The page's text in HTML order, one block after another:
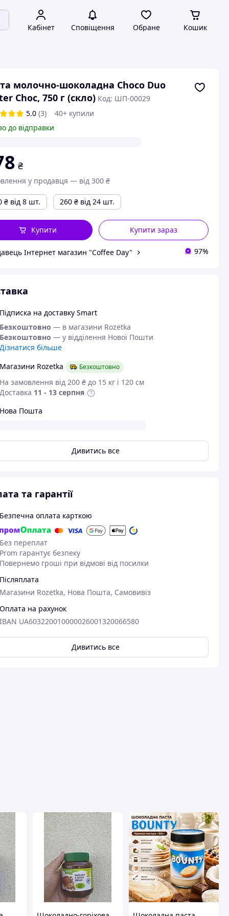
Кабінет Сповіщення Обране Кошик
молочно-шоколадна Choco Duo
Choc, 750 г (скло) Код: ШП-00029
5.0 (3)
40+ купили
до відправки
₴
у продавця — від 300 ₴
₴ від 8 шт. 260 ₴ від 24 шт.
Купити зараз
Купити
Інтернет магазин "Coffee Day" 97%
Підписка на доставку Smart
Безкоштовно — в магазини Rozetka
Безкоштовно — у відділення Нової Пошти
Дізнатися більше
Магазини Rozetka
Безкоштовно
На замовлення від 200 ₴ до 15 кг і 120 см
Доставка 11 - 13 серпня
Нова Пошта
Дивитись все
та гарантії
Безпечна оплата карткою
Без переплат
Prom гарантує безпеку
Повернемо гроші при відмові від посилки
Післяплата
Магазини Rozetka, Нова Пошта, Самовивіз
Оплата на рахунок
IBAN UA603220010000026001320066580
Дивитись все